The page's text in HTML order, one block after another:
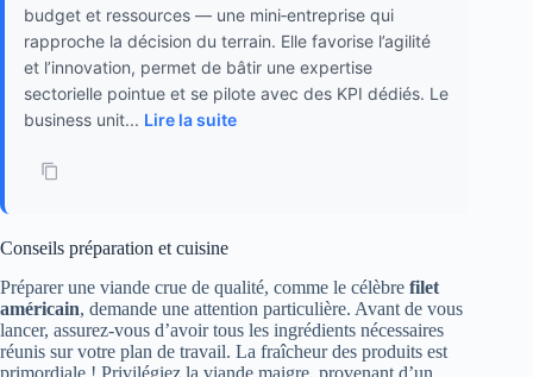
budget et ressources — une mini‑entreprise qui
rapproche la décision du terrain. Elle favorise l’agilité
et l’innovation, permet de bâtir une expertise
sectorielle pointue et se pilote avec des KPI dédiés. Le
business unit... Lire la suite
Conseils préparation et cuisine
Préparer une viande crue de qualité, comme le célèbre filet
américain, demande une attention particulière. Avant de vous
lancer, assurez-vous d’avoir tous les ingrédients nécessaires
réunis sur votre plan de travail. La fraîcheur des produits est
primordiale ! Privilégiez la viande maigre, provenant d’un